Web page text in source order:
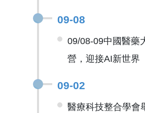
09-08
09/08-09中國醫藥
營，迎接AI新世界
09-02
醫療科技整合學會